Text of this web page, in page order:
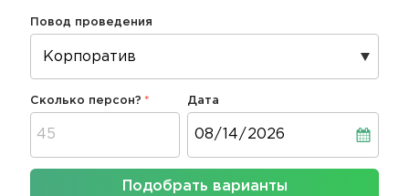
Повод проведения
Сколько персон? Дата
Подобрать варианты